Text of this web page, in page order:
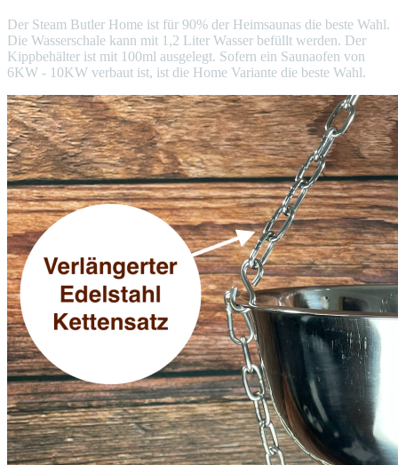
Der Steam Butler Home ist für 90% der Heimsaunas die beste Wahl.
Die Wasserschale kann mit 1,2 Liter Wasser befüllt werden. Der
Kippbehälter ist mit 100ml ausgelegt. Sofern ein Saunaofen von
6KW - 10KW verbaut ist, ist die Home Variante die beste Wahl.